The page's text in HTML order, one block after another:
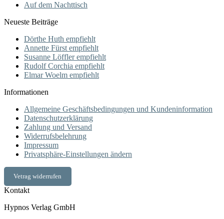
Auf dem Nachttisch
Neueste Beiträge
Dörthe Huth empfiehlt
Annette Fürst empfiehlt
Susanne Löffler empfiehlt
Rudolf Corchia empfiehlt
Elmar Woelm empfiehlt
Informationen
Allgemeine Geschäftsbedingungen und Kundeninformation
Datenschutzerklärung
Zahlung und Versand
Widerrufsbelehrung
Impressum
Privatsphäre-Einstellungen ändern
Vetrag widerrufen
Kontakt
Hypnos Verlag GmbH